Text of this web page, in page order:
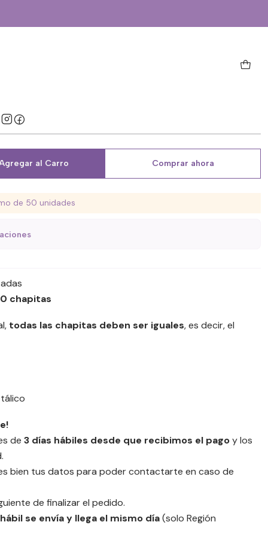
al Carro Comprar ahora
de 50 unidades
chapitas
todas las chapitas deben ser iguales, es decir, el
de 3 días hábiles desde que recibimos el pagoy los
bien tus datos para poder contactarte en caso de
de finalizar el pedido.
se envía y llega el mismo día(solo Región